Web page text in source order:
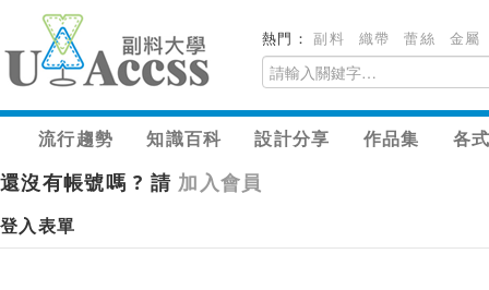
熱門：副料 織帶 蕾絲 金屬
流行趨勢 知識百科 設計分享 作品集 各
還沒有帳號嗎 ? 請 加入會員
登入表單